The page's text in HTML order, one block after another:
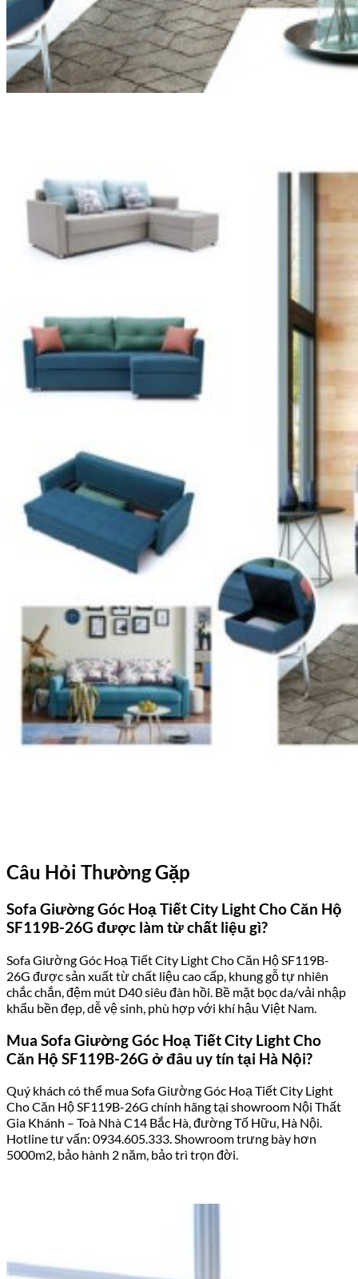
Câu Hỏi Thường Gặp
Sofa Giường Góc Hoạ Tiết City Light Cho Căn Hộ
SF119B-26G được làm từ chất liệu gì?
Sofa Giường Góc Hoạ Tiết City Light Cho Căn Hộ SF119B-
26G được sản xuất từ chất liệu cao cấp, khung gỗ tự nhiên
chắc chắn, đệm mút D40 siêu đàn hồi. Bề mặt bọc da/vải nhập
khẩu bền đẹp, dễ vệ sinh, phù hợp với khí hậu Việt Nam.
Mua Sofa Giường Góc Hoạ Tiết City Light Cho
Căn Hộ SF119B-26G ở đâu uy tín tại Hà Nội?
Quý khách có thể mua Sofa Giường Góc Hoạ Tiết City Light
Cho Căn Hộ SF119B-26G chính hãng tại showroom Nội Thất
Gia Khánh – Toà Nhà C14 Bắc Hà, đường Tố Hữu, Hà Nội.
Hotline tư vấn: 0934.605.333. Showroom trưng bày hơn
5000m2, bảo hành 2 năm, bảo trì trọn đời.